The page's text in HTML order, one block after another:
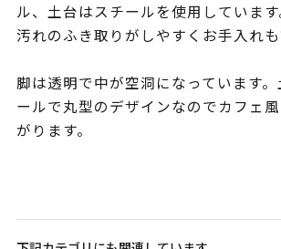
ル、土台はスチールを使用していま
汚れのふき取りがしやすくお手入れも
脚は透明で中が空洞になっています
ールで丸型のデザインなのでカフェ
がります。